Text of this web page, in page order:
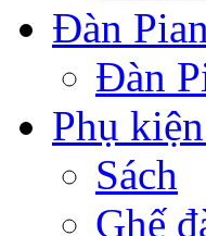
Đàn
Đàn
Phụ
Sách
Ghế